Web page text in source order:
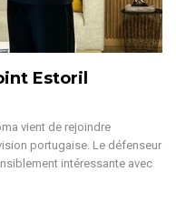
Estoril
vient de rejoindre
portugaise. Le défenseur
intéressante avec